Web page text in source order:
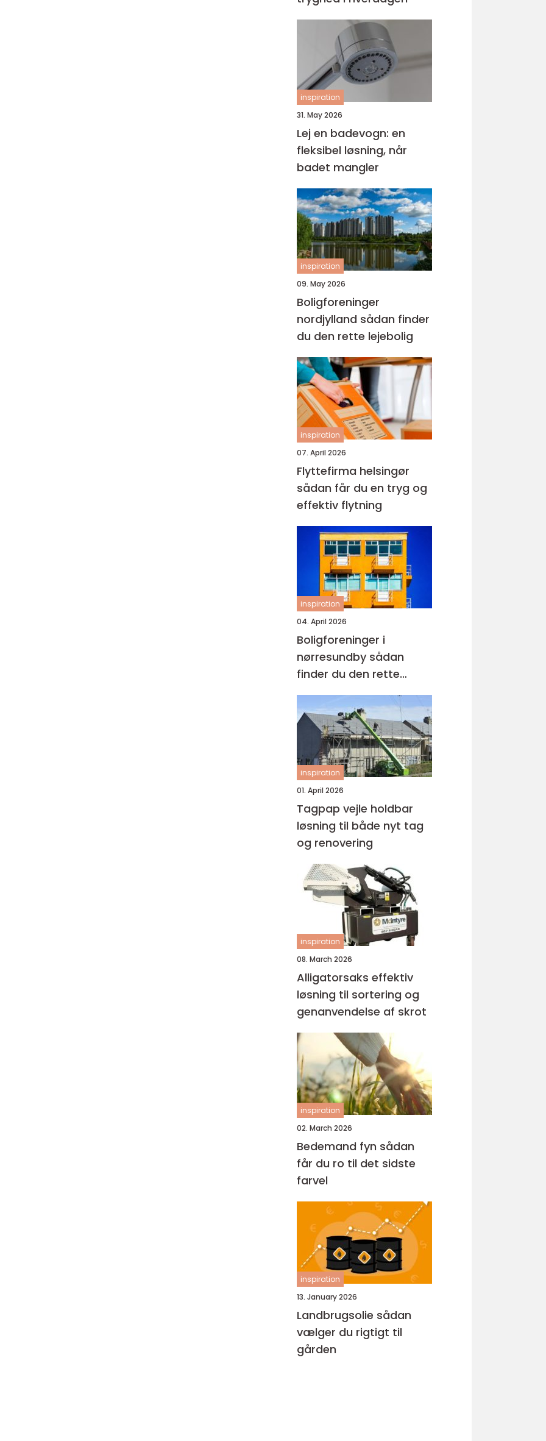
inspiration
31. May 2026
Lej en badevogn: en
fleksibel løsning, når
badet mangler
inspiration
09. May 2026
Boligforeninger
nordjylland sådan finder
du den rette lejebolig
inspiration
07. April 2026
Flyttefirma helsingør
sådan får du en tryg og
effektiv flytning
inspiration
04. April 2026
Boligforeninger i
nørresundby sådan
finder du den rette
lejebolig
inspiration
01. April 2026
Tagpap vejle holdbar
løsning til både nyt tag
og renovering
inspiration
08. March 2026
Alligatorsaks effektiv
løsning til sortering og
genanvendelse af skrot
inspiration
02. March 2026
Bedemand fyn sådan
får du ro til det sidste
farvel
inspiration
13. January 2026
Landbrugsolie sådan
vælger du rigtigt til
gården